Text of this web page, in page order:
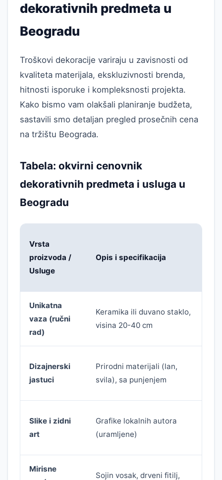
dekorativnih predmeta u
Beogradu
Troškovi dekoracije variraju u zavisnosti od
kvaliteta materijala, ekskluzivnosti brenda,
hitnosti isporuke i kompleksnosti projekta.
Kako bismo vam olakšali planiranje budžeta,
sastavili smo detaljan pregled prosečnih cena
na tržištu Beograda.
Tabela: okvirni cenovnik
dekorativnih predmeta i usluga u
Beogradu
Vrsta
proizvoda /
Usluge
Opis i specifikacija
Unikatna
vaza (ručni
rad)
Keramika ili duvano staklo,
visina 20-40 cm
Dizajnerski
jastuci
Prirodni materijali (lan,
svila), sa punjenjem
Slike i zidni
art
Grafike lokalnih autora
(uramljene)
Mirisne
Sojin vosak, drveni fitilj,